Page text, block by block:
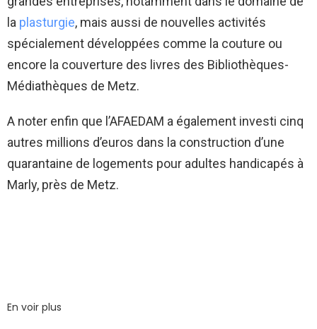
la plasturgie, mais aussi de nouvelles activités
spécialement développées comme la couture ou
encore la couverture des livres des Bibliothèques-
Médiathèques de Metz.
A noter enfin que l’AFAEDAM a également investi cinq
autres millions d’euros dans la construction d’une
quarantaine de logements pour adultes handicapés à
Marly, près de Metz.
En voir plus